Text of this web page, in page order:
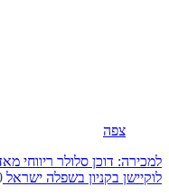
צפה
למכירה: דוכן סלולר ריווחי
לוקיישן בקניון בשפלה ישראל